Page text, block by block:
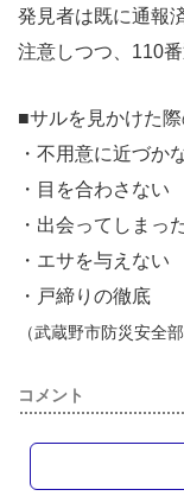
発見者は既に通報
注意しつつ、110番
■サルを見かけた
・不用意に近づか
・目を合わさない
・出会ってしまっ
・エサを与えない
・戸締りの徹底
（武蔵野市防災安全
コメント